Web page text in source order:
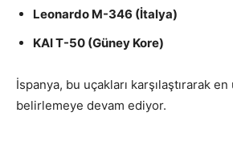
Leonardo M-346 (İtalya)
KAI T-50 (Güney Kore)
İspanya, bu uçakları karşılaştırarak
belirlemeye devam ediyor.